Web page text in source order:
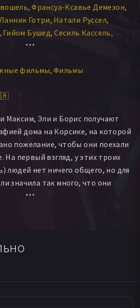
Франсуа-Ксавье Демезон
Готри Натали Руссел
Гийом Бушед Сесиль Кассель
Мишлин Прель
Патрис Меленнек
Dross
Ковалевски
фильмы Фильмы
Максим, Эли и Борис получают
дома на Корсике, на которой
пожелание, чтобы они поехали
На первый взгляд, у этих троих
людей нет ничего общего, но для
значила так много, что они
ее последнее желание,